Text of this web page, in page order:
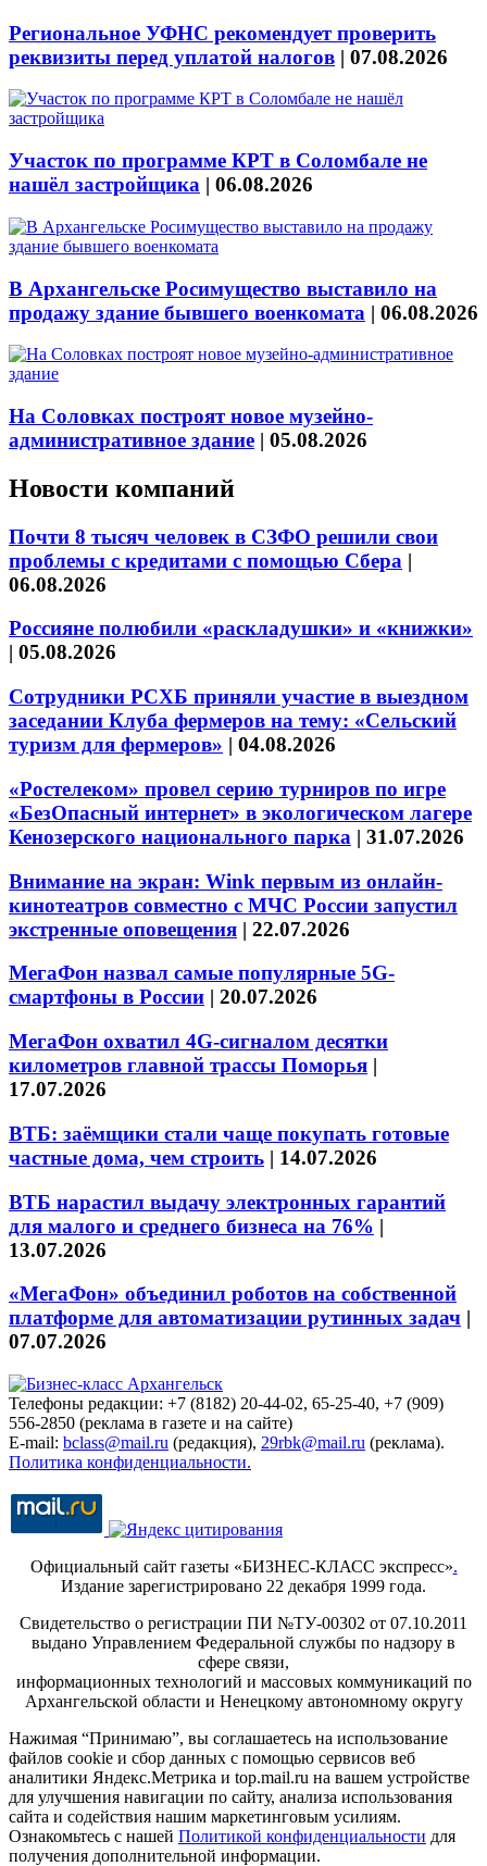
Региональное УФНС рекомендует проверить
реквизиты перед уплатой налогов | 07.08.2026
Участок по программе КРТ в Соломбале не
нашёл застройщика | 06.08.2026
В Архангельске Росимущество выставило на
продажу здание бывшего военкомата | 06.08.2026
На Соловках построят новое музейно-
административное здание | 05.08.2026
Новости компаний
Почти 8 тысяч человек в СЗФО решили свои
проблемы с кредитами с помощью Сбера |
06.08.2026
Россияне полюбили «раскладушки» и «книжки»
| 05.08.2026
Сотрудники РСХБ приняли участие в выездном
заседании Клуба фермеров на тему: «Сельский
туризм для фермеров» | 04.08.2026
«Ростелеком» провел серию турниров по игре
«БезОпасный интернет» в экологическом лагере
Кенозерского национального парка | 31.07.2026
Внимание на экран: Wink первым из онлайн-
кинотеатров совместно с МЧС России запустил
экстренные оповещения | 22.07.2026
МегаФон назвал самые популярные 5G-
смартфоны в России | 20.07.2026
МегаФон охватил 4G-сигналом десятки
километров главной трассы Поморья |
17.07.2026
ВТБ: заёмщики стали чаще покупать готовые
частные дома, чем строить | 14.07.2026
ВТБ нарастил выдачу электронных гарантий
для малого и среднего бизнеса на 76% |
13.07.2026
«МегаФон» объединил роботов на собственной
платформе для автоматизации рутинных задач |
07.07.2026
Телефоны редакции: +7 (8182) 20-44-02, 65-25-40, +7 (909)
556-2850 (реклама в газете и на сайте)
E-mail: bclass@mail.ru (редакция), 29rbk@mail.ru (реклама).
Политика конфиденциальности.
Официальный сайт газеты «БИЗНЕС-КЛАСС экспресс».
Издание зарегистрировано 22 декабря 1999 года.
Свидетельство о регистрации ПИ №ТУ-00302 от 07.10.2011
выдано Управлением Федеральной службы по надзору в
сфере связи,
информационных технологий и массовых коммуникаций по
Архангельской области и Ненецкому автономному округу
Нажимая “Принимаю”, вы соглашаетесь на использование
файлов cookie и сбор данных с помощью сервисов веб
аналитики Яндекс.Метрика и top.mail.ru на вашем устройстве
для улучшения навигации по сайту, анализа использования
сайта и содействия нашим маркетинговым усилиям.
Ознакомьтесь с нашей Политикой конфиденциальности для
получения дополнительной информации.